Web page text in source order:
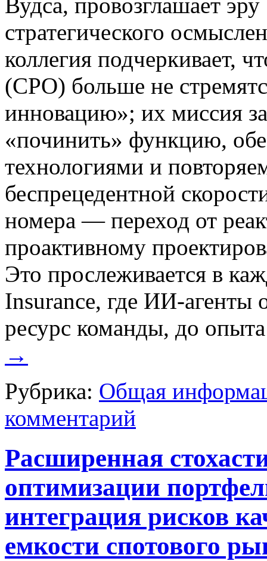
Вудса, провозглашает
стратегического
коллегия подчеркивает,
(CPO) больше не
инновацию»; их миссия
«починить» функцию,
технологиями и
беспрецедентной
номера — переход от
проактивному
Это прослеживается в
Insurance, где ИИ-агенты
ресурс команды, до
→
Рубрика: Общая
комментарий
Расширенная
оптимизации
интеграция рисков
емкости спотового